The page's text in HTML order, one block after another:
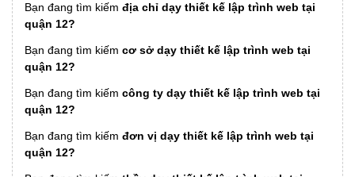
Bạn đang tìm kiếm địa chỉ dạy thiết kế lập trình web tại
quận 12?
Bạn đang tìm kiếm cơ sở dạy thiết kế lập trình web tại
quận 12?
Bạn đang tìm kiếm công ty dạy thiết kế lập trình web tại
quận 12?
Bạn đang tìm kiếm đơn vị dạy thiết kế lập trình web tại
quận 12?